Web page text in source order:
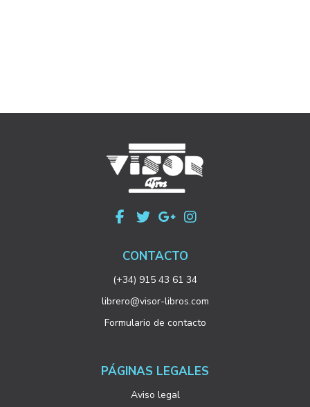
CONTACTO
(+34) 915 43 61 34
librero@visor-libros.com
Formulario de contacto
PÁGINAS LEGALES
Aviso legal